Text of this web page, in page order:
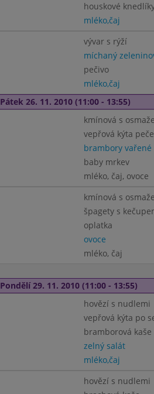
houskové
mléko,čaj
vývar s rýží
míchaný
pečivo
mléko,čaj
Pátek 26. 11. 2010 (11:00 - 13:55)
kmínová s
vepřová kýta
brambory vařené
baby mrkev
mléko, čaj, ovoce
kmínová s
špagety s
oplatka
ovoce
mléko, čaj
Pondělí 29. 11. 2010 (11:00 - 13:55)
hovězí s nudlemi
vepřová kýta po
bramborová kaše
zelný salát
mléko,čaj
hovězí s nudlemi